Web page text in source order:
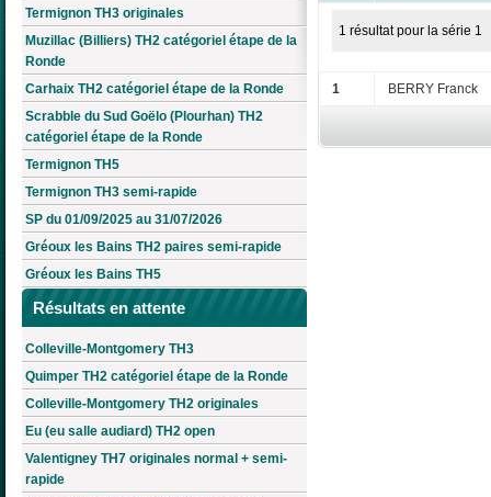
Termignon TH3 originales
Muzillac (Billiers) TH2 catégoriel étape de la
Ronde
Carhaix TH2 catégoriel étape de la Ronde
Scrabble du Sud Goëlo (Plourhan) TH2
catégoriel étape de la Ronde
Termignon TH5
Termignon TH3 semi-rapide
SP du 01/09/2025 au 31/07/2026
Gréoux les Bains TH2 paires semi-rapide
Gréoux les Bains TH5
Résultats en attente
Colleville-Montgomery TH3
Quimper TH2 catégoriel étape de la Ronde
Colleville-Montgomery TH2 originales
Eu (eu salle audiard) TH2 open
Valentigney TH7 originales normal + semi-
rapide
1 résultat pour la série 1
1 BERRY Franck